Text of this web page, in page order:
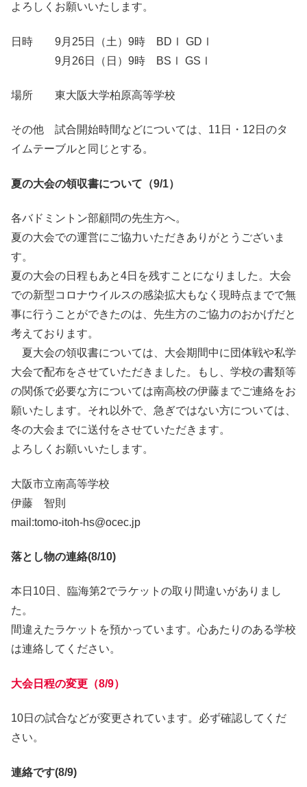
よろしくお願いいたします。
日時 9月25日（土）9時 BDⅠ GDⅠ
9月26日（日）9時 BSⅠ GSⅠ
場所 東大阪大学柏原高等学校
その他 試合開始時間などについては、11日・12日のタ
イムテーブルと同じとする。
夏の大会の領収書について（9/1）
各バドミントン部顧問の先生方へ。
夏の大会での運営にご協力いただきありがとうございま
す。
夏の大会の日程もあと4日を残すことになりました。大会
での新型コロナウイルスの感染拡大もなく現時点までで無
事に行うことができたのは、先生方のご協力のおかげだと
考えております。
夏大会の領収書については、大会期間中に団体戦や私学
大会で配布をさせていただきました。もし、学校の書類等
の関係で必要な方については南高校の伊藤までご連絡をお
願いたします。それ以外で、急ぎではない方については、
冬の大会までに送付をさせていただきます。
よろしくお願いいたします。
大阪市立南高等学校
伊藤 智則
mail:tomo-itoh-hs@ocec.jp
落とし物の連絡(8/10)
本日10日、臨海第2でラケットの取り間違いがありまし
た。
間違えたラケットを預かっています。心あたりのある学校
は連絡してください。
大会日程の変更（8/9）
10日の試合などが変更されています。必ず確認してくだ
さい。
連絡です(8/9)